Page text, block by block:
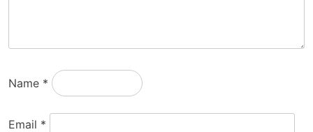
Name *
Email *